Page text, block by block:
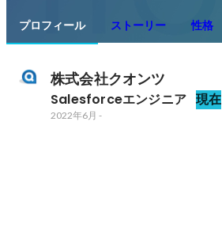
プロフィール ストーリー 性格
株式会社クオンツ
Salesforceエンジニア 現在
2022年6月 -